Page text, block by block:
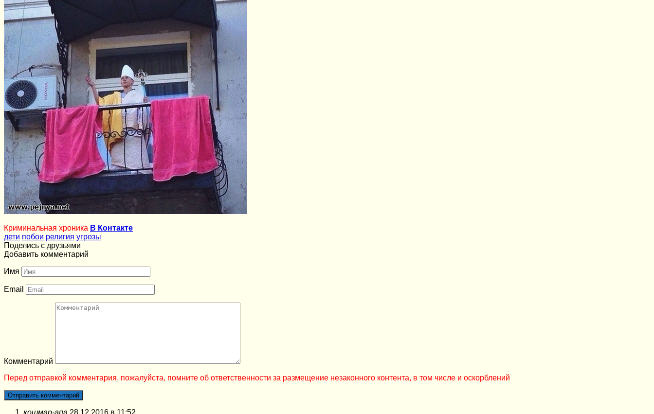
Криминальная хроника В Контакте
дети побои религия угрозы
Поделись с друзьями
Добавить комментарий
Имя
Email
Комментарий
Перед отправкой комментария, пожалуйста, помните об ответственности за размещение незаконного контента, в том числе и оскорблений
кошмар-апа 28.12.2016 в 11:52